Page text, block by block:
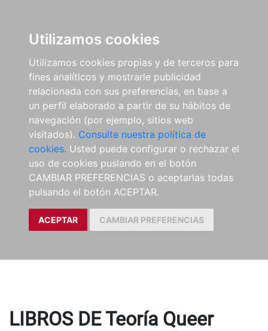
Utilizamos cookies
Utilizamos cookies propias y de terceros para
fines analíticos y mostrarle publicidad
relacionada con sus preferencias, en base a
un perfil elaborado a partir de su hábitos de
navegación (por ejemplo, sitios web
visitados). Consulte nuestra política de
cookies. Usted puede configurar o rechazar el
uso de cookies puslando en el botón
CAMBIAR PREFERENCIAS o aceptarlas todas
pulsando el botón ACEPTAR.
ACEPTAR CAMBIAR PREFERENCIAS
LIBROS DE Teoría Queer